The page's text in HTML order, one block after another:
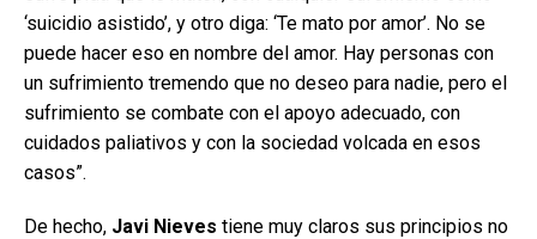
‘suicidio asistido’, y otro diga: ‘Te mato por amor’. No se
puede hacer eso en nombre del amor. Hay personas con
un sufrimiento tremendo que no deseo para nadie, pero el
sufrimiento se combate con el apoyo adecuado, con
cuidados paliativos y con la sociedad volcada en esos
casos”.
De hecho, Javi Nieves tiene muy claros sus principios no